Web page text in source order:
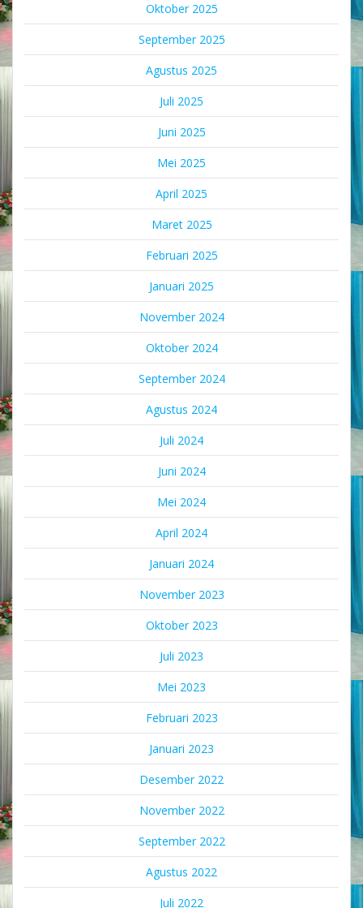
Oktober 2025
September 2025
Agustus 2025
Juli 2025
Juni 2025
Mei 2025
April 2025
Maret 2025
Februari 2025
Januari 2025
November 2024
Oktober 2024
September 2024
Agustus 2024
Juli 2024
Juni 2024
Mei 2024
April 2024
Januari 2024
November 2023
Oktober 2023
Juli 2023
Mei 2023
Februari 2023
Januari 2023
Desember 2022
November 2022
September 2022
Agustus 2022
Juli 2022